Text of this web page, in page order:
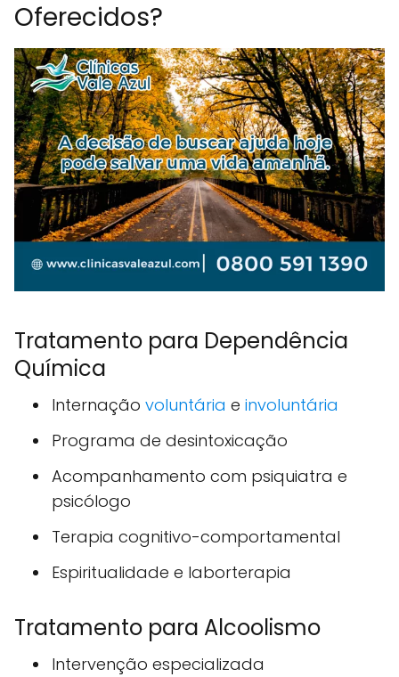
Oferecidos?
Tratamento para Dependência
Química
Internação voluntária e involuntária
Programa de desintoxicação
Acompanhamento com psiquiatra e
psicólogo
Terapia cognitivo-comportamental
Espiritualidade e laborterapia
Tratamento para Alcoolismo
Intervenção especializada